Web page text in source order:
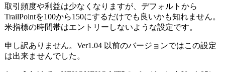
取引頻度や利益は少なくなりますが、デフォルトから
TrailPointを100から150にするだけでも良いかも知れません。
米指標の時間帯はエントリーしないような設定です。
申し訳ありません。Ver1.04 以前のバージョンではこの設定
は出来ませんでした。